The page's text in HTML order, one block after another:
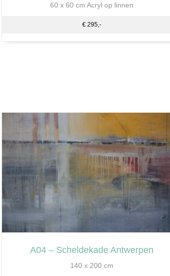
60 x 60 cm Acryl op linnen
€ 295,-
A04 – Scheldekade Antwerpen
140 x 200 cm